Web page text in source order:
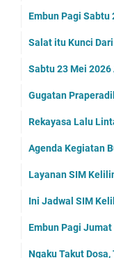
Embun Pagi Sabtu
Salat itu Kunci
Sabtu 23 Mei
Gugatan
Rekayasa Lalu
Agenda Kegiatan
Layanan SIM
Ini Jadwal SIM
Embun Pagi Jumat
Ngaku Takut